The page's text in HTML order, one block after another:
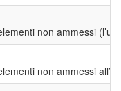
non ammessi
non ammessi